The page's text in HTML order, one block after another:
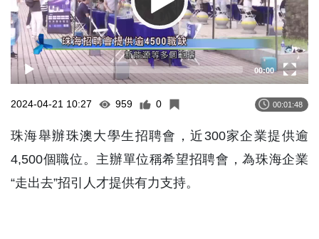
00:00
2024-04-21 10:27 959 0 00:01:48
珠海舉辦珠澳大學生招聘會，近300家企業提供逾
4,500個職位。主辦單位稱希望招聘會，為珠海企業
“走出去”招引人才提供有力支持。